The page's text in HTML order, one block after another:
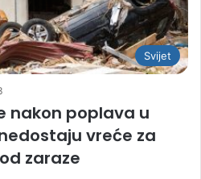
Svijet
nakon poplava u
vreće za
zaraze